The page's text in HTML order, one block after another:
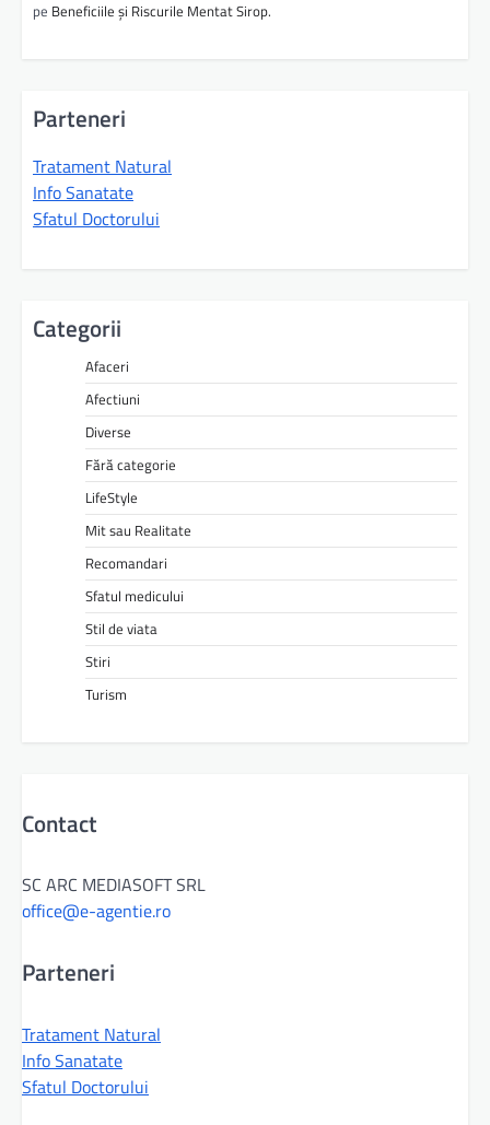
pe Beneficiile și Riscurile Mentat Sirop.
Parteneri
Tratament Natural
Info Sanatate
Sfatul Doctorului
Categorii
Afaceri
Afectiuni
Diverse
Fără categorie
LifeStyle
Mit sau Realitate
Recomandari
Sfatul medicului
Stil de viata
Stiri
Turism
Contact
SC ARC MEDIASOFT SRL
office@e-agentie.ro
Parteneri
Tratament Natural
Info Sanatate
Sfatul Doctorului